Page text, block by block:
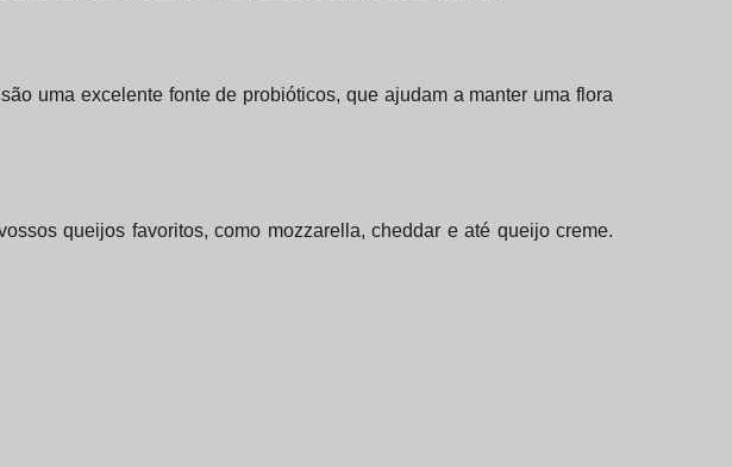
uma excelente fonte de probióticos, que ajudam a manter uma flora
queijos favoritos, como mozzarella, cheddar e até queijo creme.